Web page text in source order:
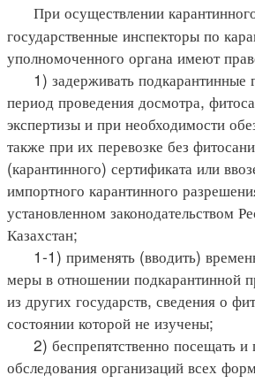
При осуществлении
государственные инспекторы по
уполномоченного органа имеют
1) задерживать подкарантинные
период проведения досмотра,
экспертизы и при необходимости
также при их перевозке без
(карантинного) сертификата или
импортного карантинного
установленном законодательством
Казахстан;
1-1) применять (вводить)
меры в отношении подкарантинной
из других государств, сведения о
состоянии которой не изучены;
2) беспрепятственно посещать и
обследования организаций всех